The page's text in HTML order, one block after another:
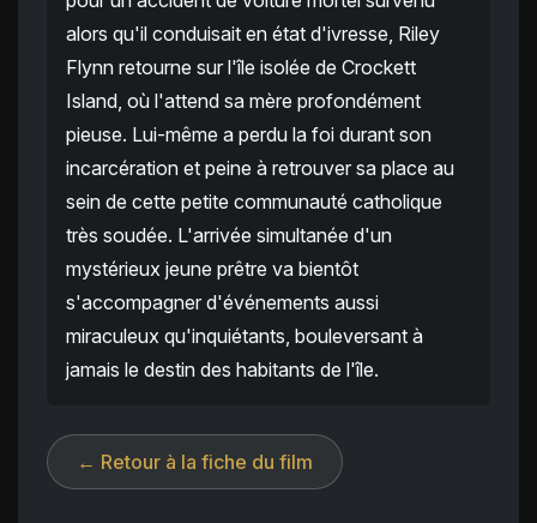
alors qu'il conduisait en état d'ivresse, Riley
Flynn retourne sur l'île isolée de Crockett
Island, où l'attend sa mère profondément
pieuse. Lui-même a perdu la foi durant son
incarcération et peine à retrouver sa place au
sein de cette petite communauté catholique
très soudée. L'arrivée simultanée d'un
mystérieux jeune prêtre va bientôt
s'accompagner d'événements aussi
miraculeux qu'inquiétants, bouleversant à
jamais le destin des habitants de l'île.
← Retour à la fiche du film